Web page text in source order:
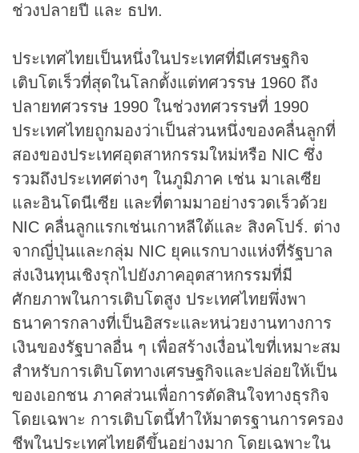
ช่วงปลายปี และ ธปท.
ประเทศไทยเป็นหนึ่งในประเทศที่มีเศรษฐกิจ
เติบโตเร็วที่สุดในโลกตั้งแต่ทศวรรษ 1960 ถึง
ปลายทศวรรษ 1990 ในช่วงทศวรรษที่ 1990
ประเทศไทยถูกมองว่าเป็นส่วนหนึ่งของคลื่นลูกที่
สองของประเทศอุตสาหกรรมใหม่หรือ NIC ซึ่ง
รวมถึงประเทศต่างๆ ในภูมิภาค เช่น มาเลเซีย
และอินโดนีเซีย และที่ตามมาอย่างรวดเร็วด้วย
NIC คลื่นลูกแรกเช่นเกาหลีใต้และ สิงคโปร์. ต่าง
จากญี่ปุ่นและกลุ่ม NIC ยุคแรกบางแห่งที่รัฐบาล
ส่งเงินทุนเชิงรุกไปยังภาคอุตสาหกรรมที่มี
ศักยภาพในการเติบโตสูง ประเทศไทยพึ่งพา
ธนาคารกลางที่เป็นอิสระและหน่วยงานทางการ
เงินของรัฐบาลอื่น ๆ เพื่อสร้างเงื่อนไขที่เหมาะสม
สำหรับการเติบโตทางเศรษฐกิจและปล่อยให้เป็น
ของเอกชน ภาคส่วนเพื่อการตัดสินใจทางธุรกิจ
โดยเฉพาะ การเติบโตนี้ทำให้มาตรฐานการครอง
ชีพในประเทศไทยดีขึ้นอย่างมาก โดยเฉพาะใน